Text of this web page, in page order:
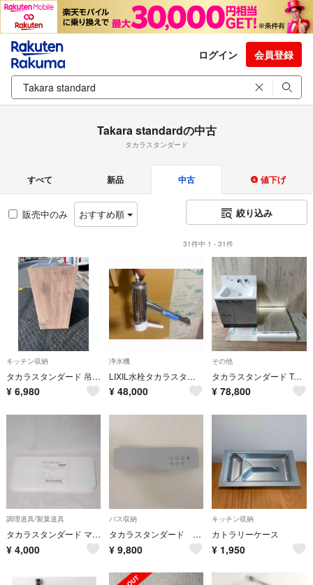
ログイン 会員登録
Takara standardの中古
タカラスタンダード
すべて 新品 中古 値下げ
販売中のみ おすすめ順 絞り込み
31件中 1 - 31件
キッチン収納
タカラスタンダード 吊り戸棚 SAOC0011 キッチン収納 食器棚 壁付け 収納家具
¥ 6,980
浄水機
LIXIL水栓タカラスタンダード浄水器セット
¥ 48,000
その他
タカラスタンダード Takara standard 洗面化粧台 CL425955
¥ 78,800
調理道具/製菓道具
タカラスタンダード マナイタZ(O) Zシンク専用まな板 未開封品
¥ 4,000
バス収納
タカラスタンダード お風呂スピーカー
¥ 9,800
キッチン収納
カトラリーケース
¥ 1,950